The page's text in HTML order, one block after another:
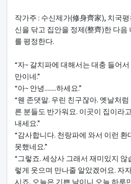
작가주 : 수신제가(修身齊家), 치국
신을 닦고 집안을 정제(整齊)한 다음
를 평정한다.
“자~ 갈치파에 대해서는 대충 들어
만이네.”
“아~ 안녕........하세요.”
“웬 존댓말. 우린 친구잖아. 옛날처
른 분들도 반가워요. 이곳이 집이라
내세요.”
“감사합니다. 천랑파에 와서 이런 환
못했네요.”
“그렇죠. 세상사 그래서 재미있지 않
렇게 웃으며 만나줄 알았겠어요. 자
시죠. 오늘은 기쁜 날이니 오늘 하루